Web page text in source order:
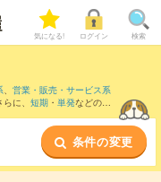
気になる! ログイン 検索
、 営業・販売・サービス系
に、 短期 ・ 単発などの期
ただけます。 条件の変更